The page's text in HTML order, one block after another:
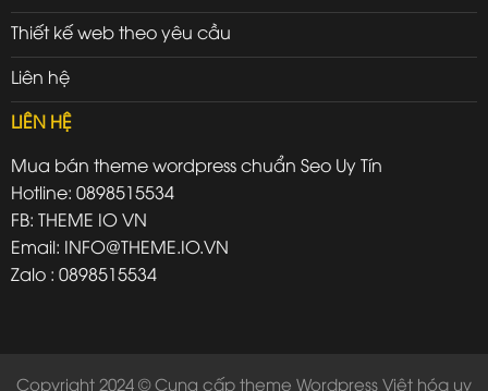
Thiết kế web theo yêu cầu
Liên hệ
LIÊN HỆ
Mua bán theme wordpress chuẩn Seo Uy Tín
Hotline: 0898515534
FB: THEME IO VN
Email: INFO@THEME.IO.VN
Zalo : 0898515534
Copyright 2024 © Cung cấp theme Wordpress Việt hóa uy